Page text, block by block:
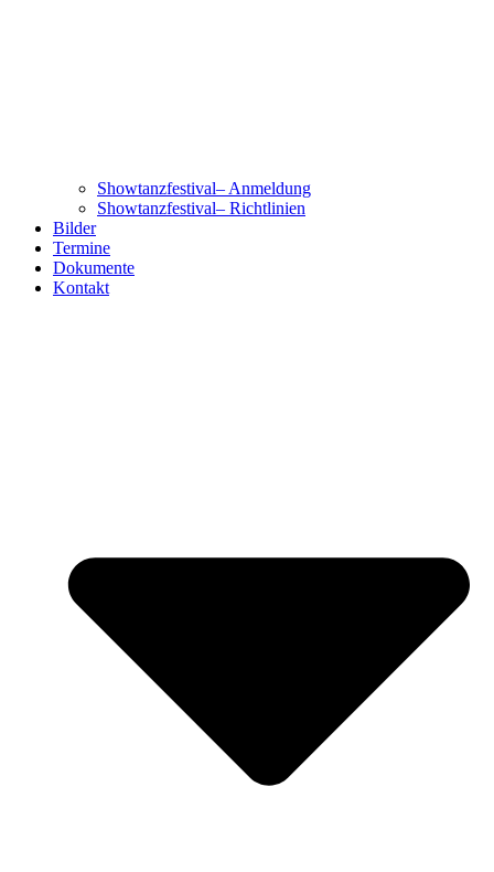
Showtanzfestival– Anmeldung
Showtanzfestival– Richtlinien
Bilder
Termine
Dokumente
Kontakt